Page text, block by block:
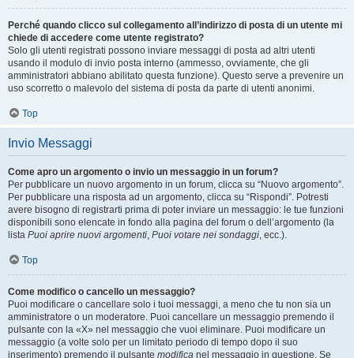
Perché quando clicco sul collegamento all’indirizzo di posta di un utente mi
chiede di accedere come utente registrato?
Solo gli utenti registrati possono inviare messaggi di posta ad altri utenti
usando il modulo di invio posta interno (ammesso, ovviamente, che gli
amministratori abbiano abilitato questa funzione). Questo serve a prevenire un
uso scorretto o malevolo del sistema di posta da parte di utenti anonimi.
Top
Invio Messaggi
Come apro un argomento o invio un messaggio in un forum?
Per pubblicare un nuovo argomento in un forum, clicca su “Nuovo argomento”.
Per pubblicare una risposta ad un argomento, clicca su “Rispondi”. Potresti
avere bisogno di registrarti prima di poter inviare un messaggio: le tue funzioni
disponibili sono elencate in fondo alla pagina del forum o dell’argomento (la
lista Puoi aprire nuovi argomenti, Puoi votare nei sondaggi, ecc.).
Top
Come modifico o cancello un messaggio?
Puoi modificare o cancellare solo i tuoi messaggi, a meno che tu non sia un
amministratore o un moderatore. Puoi cancellare un messaggio premendo il
pulsante con la «X» nel messaggio che vuoi eliminare. Puoi modificare un
messaggio (a volte solo per un limitato periodo di tempo dopo il suo
inserimento) premendo il pulsante modifica nel messaggio in questione. Se